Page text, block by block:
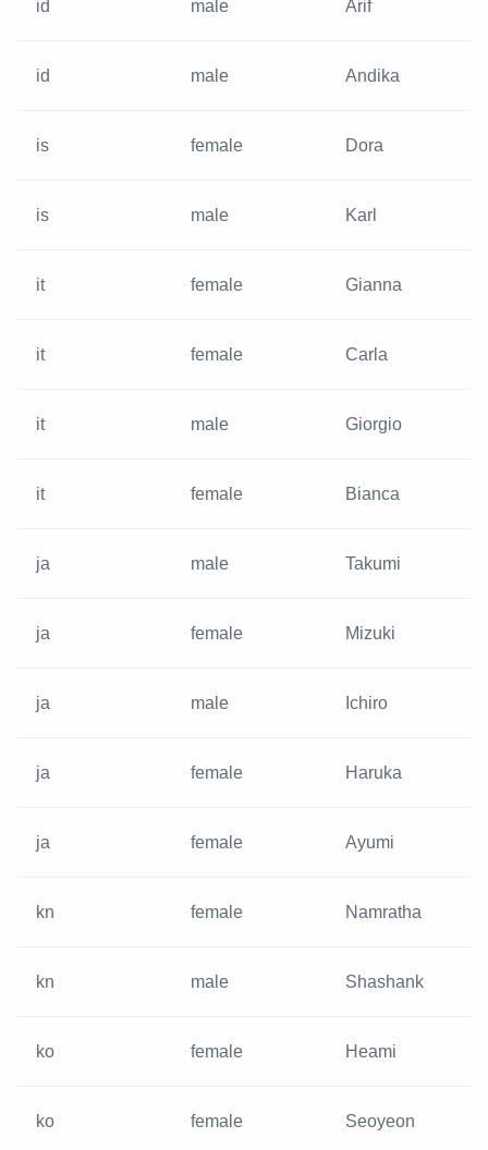
id male Arif
id male Andika
is female Dora
is male Karl
it female Gianna
it female Carla
it male Giorgio
it female Bianca
ja male Takumi
ja female Mizuki
ja male Ichiro
ja female Haruka
ja female Ayumi
kn female Namratha
kn male Shashank
ko female Heami
ko female Seoyeon